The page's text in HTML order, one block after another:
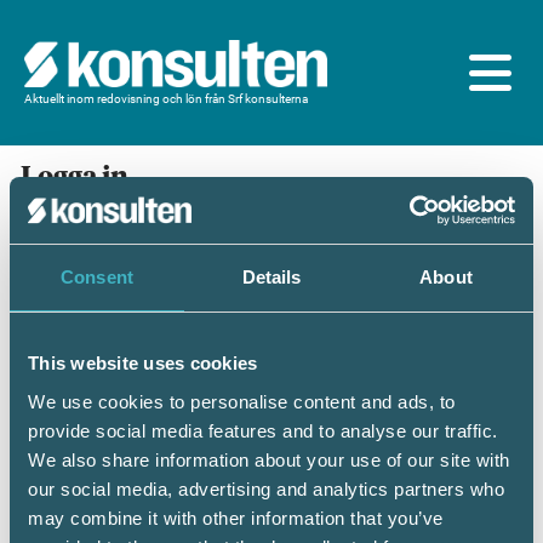
Consent Details About
This website uses cookies
We use cookies to personalise content and ads, to
provide social media features and to analyse our traffic.
We also share information about your use of our site with
our social media, advertising and analytics partners who
may combine it with other information that you’ve
Aktuellt inom redovisning och lön från Srf konsulterna
Logga in
En prenumeration ingår för dig som är
medlem/ansluten till Srf konsulterna. Du loggar in
med BankID eller samma lösenord som du har på
Mobilt BankID
Personnummer(ÅÅÅÅMMDDNNNN)